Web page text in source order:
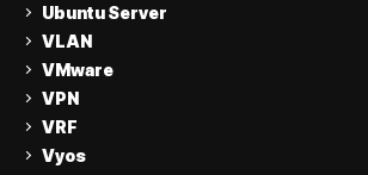
Ubuntu Server
VLAN
VMware
VPN
VRF
Vyos